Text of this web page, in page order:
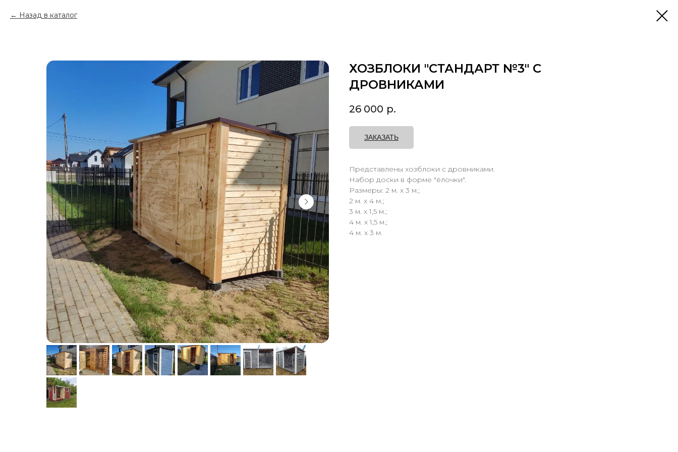
Назад в каталог
ХОЗБЛОКИ "СТАНДАРТ №3" С
ДРОВНИКАМИ
26 000 р.
ЗАКАЗАТЬ
Представлены хозблоки с дровниками.
Набор доски в форме "ёлочки".
Размеры: 2 м. х 3 м.;
2 м. х 4 м.;
3 м. х 1,5 м.;
4 м. х 1,5 м.;
4 м. х 3 м.